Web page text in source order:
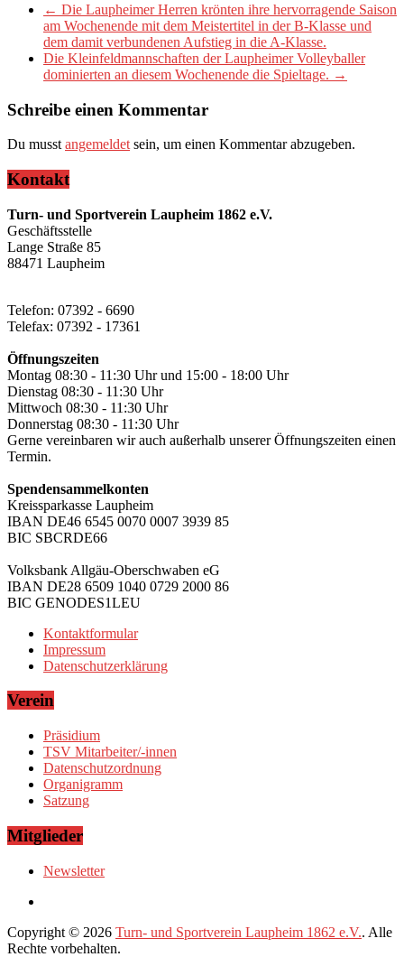
← Die Laupheimer Herren krönten ihre hervorragende Saison
am Wochenende mit dem Meistertitel in der B-Klasse und
dem damit verbundenen Aufstieg in die A-Klasse.
Die Kleinfeldmannschaften der Laupheimer Volleyballer
dominierten an diesem Wochenende die Spieltage. →
Schreibe einen Kommentar
Du musst angemeldet sein, um einen Kommentar abzugeben.
Kontakt
Turn- und Sportverein Laupheim 1862 e.V.
Geschäftsstelle
Lange Straße 85
88471 Laupheim
Telefon: 07392 - 6690
Telefax: 07392 - 17361
Öffnungszeiten
Montag 08:30 - 11:30 Uhr und 15:00 - 18:00 Uhr
Dienstag 08:30 - 11:30 Uhr
Mittwoch 08:30 - 11:30 Uhr
Donnerstag 08:30 - 11:30 Uhr
Gerne vereinbaren wir auch außerhalb unserer Öffnungszeiten einen
Termin.
Spendensammelkonten
Kreissparkasse Laupheim
IBAN DE46 6545 0070 0007 3939 85
BIC SBCRDE66
Volksbank Allgäu-Oberschwaben eG
IBAN DE28 6509 1040 0729 2000 86
BIC GENODES1LEU
Kontaktformular
Impressum
Datenschutzerklärung
Verein
Präsidium
TSV Mitarbeiter/-innen
Datenschutzordnung
Organigramm
Satzung
Mitglieder
Newsletter
Copyright © 2026 Turn- und Sportverein Laupheim 1862 e.V.. Alle
Rechte vorbehalten.